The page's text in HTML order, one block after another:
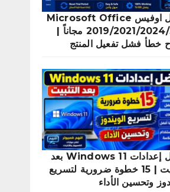
تفعيل اوفيس Microsoft Office
2019/2021/2024/365 مجاناً |
خطأ فشل تفعيل المنتج
أفضل إعدادات Windows 11 بعد
التثبيت | 15 خطوة ضرورية لتسريع
وتحسين الأداء